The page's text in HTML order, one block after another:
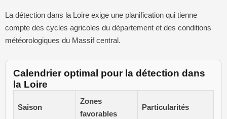
La détection dans la Loire exige une planification qui tienne
compte des cycles agricoles du département et des conditions
météorologiques du Massif central.
Calendrier optimal pour la détection dans
la Loire
Saison
Zones
favorables
Particularités